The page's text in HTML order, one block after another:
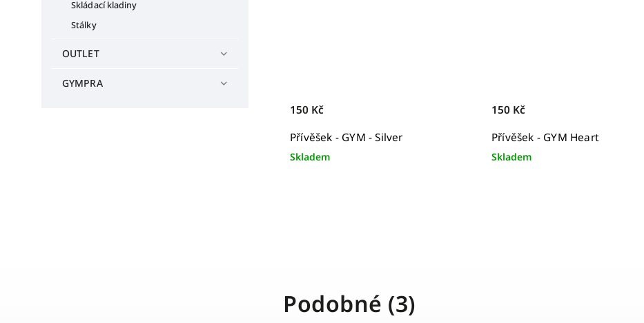
Skládací kladiny
Stálky
OUTLET
GYMPRA
Přívěšek - GYM - Silver
Skladem
150 Kč
Přívěšek - GYM Heart
Skladem
150 Kč
Podobné (3)